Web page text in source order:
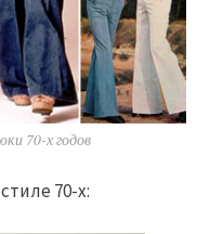
70-х годов
70-х: